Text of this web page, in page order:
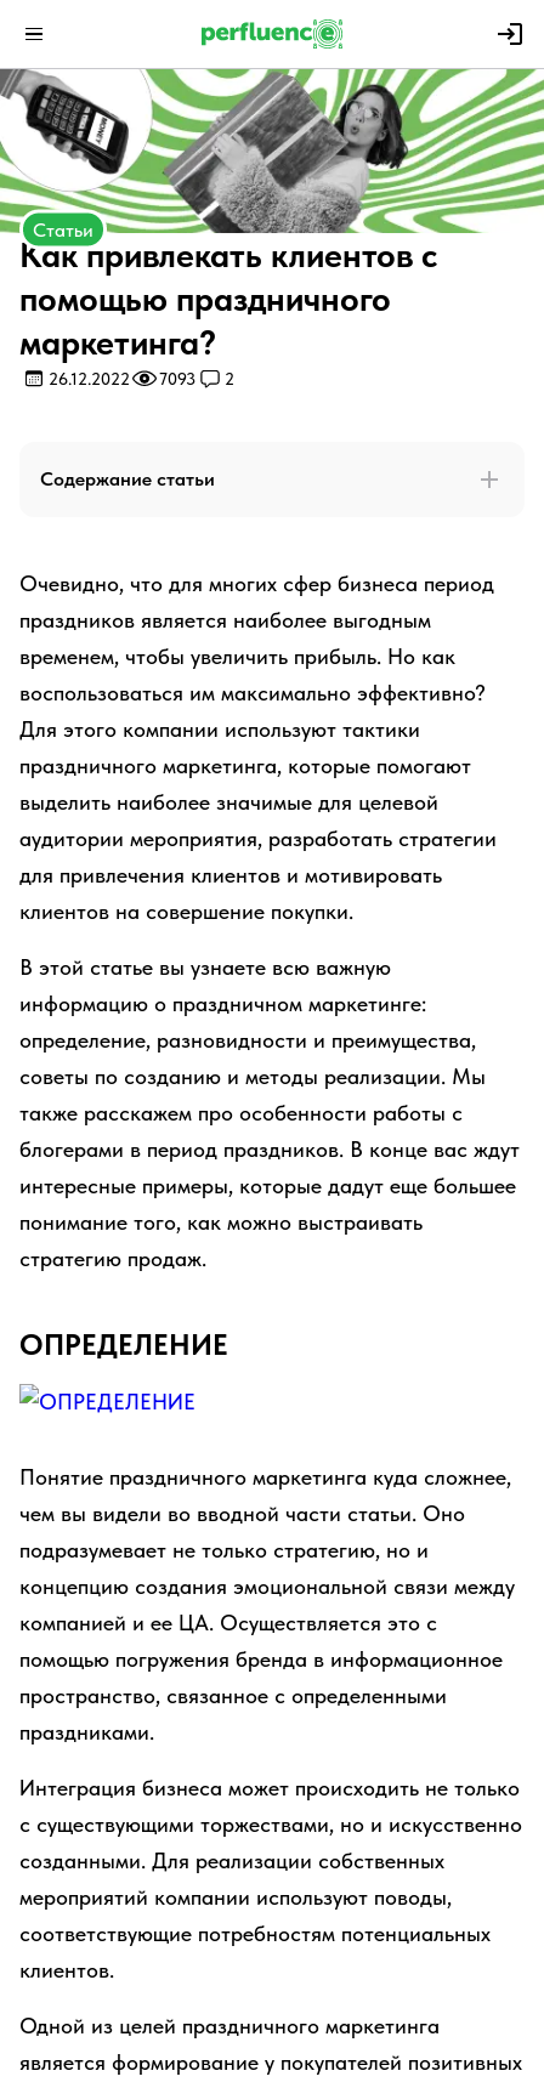
Статьи
Как привлекать клиентов с
помощью праздничного
маркетинга?
26.12.2022 7093 2
Содержание статьи
Очевидно, что для многих сфер бизнеса период
праздников является наиболее выгодным
временем, чтобы увеличить прибыль. Но как
воспользоваться им максимально эффективно?
Для этого компании используют тактики
праздничного маркетинга, которые помогают
выделить наиболее значимые для целевой
аудитории мероприятия, разработать стратегии
для привлечения клиентов и мотивировать
клиентов на совершение покупки.
В этой статье вы узнаете всю важную
информацию о праздничном маркетинге:
определение, разновидности и преимущества,
советы по созданию и методы реализации. Мы
также расскажем про особенности работы с
блогерами в период праздников. В конце вас ждут
интересные примеры, которые дадут еще большее
понимание того, как можно выстраивать
стратегию продаж.
ОПРЕДЕЛЕНИЕ
Понятие праздничного маркетинга куда сложнее,
чем вы видели во вводной части статьи. Оно
подразумевает не только стратегию, но и
концепцию создания эмоциональной связи между
компанией и ее ЦА. Осуществляется это с
помощью погружения бренда в информационное
пространство, связанное с определенными
праздниками.
Интеграция бизнеса может происходить не только
с существующими торжествами, но и искусственно
созданными. Для реализации собственных
мероприятий компании используют поводы,
соответствующие потребностям потенциальных
клиентов.
Одной из целей праздничного маркетинга
является формирование у покупателей позитивных